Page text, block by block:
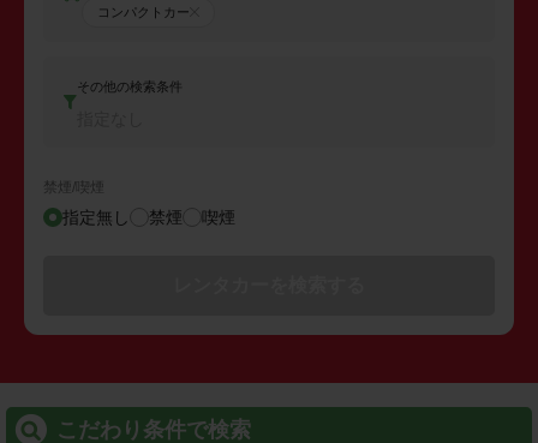
コンパクトカー
その他の検索条件
禁煙/喫煙
指定無し 禁煙 喫煙
こだわり条件で検索